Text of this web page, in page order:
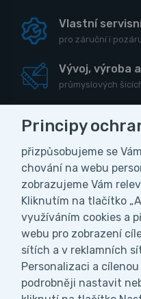
Vážení zákazníci, z
celozávodní dovolené
dnech od 27.7. do
tomto období
odesílat objednávky.
přijaté během naší
postupně expedovat
Vlastní
pro záruční i
Vývoj, výroba
průmyslových
Obchodní podmínky
Principy
přizpůsobujeme se
chování na webu
zobrazujeme Vám
Kliknutím na tlačítko
využíváním cookies a
webu pro zobrazení
sítích a v reklamních
Personalizaci a
podrobněji nastavit